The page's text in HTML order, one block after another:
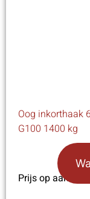
Oog inkorthaak
G100 1400 kg
Prijs op aanvraag